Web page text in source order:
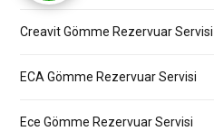
Creavit Gömme Rezervuar Servisi
ECA Gömme Rezervuar Servisi
Ece Gömme Rezervuar Servisi